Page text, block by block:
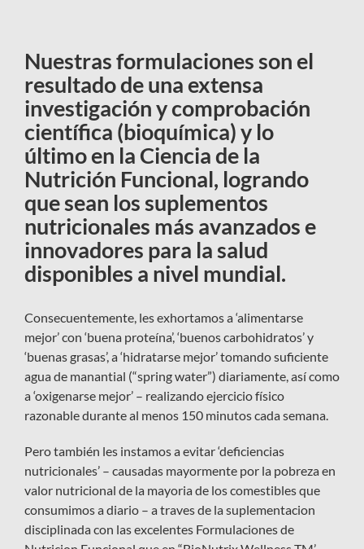
Nuestras formulaciones son el
resultado de una extensa
investigación y comprobación
científica (bioquímica) y lo
último en la Ciencia de la
Nutrición Funcional, logrando
que sean los suplementos
nutricionales más avanzados e
innovadores para la salud
disponibles a nivel mundial.
Consecuentemente, les exhortamos a ‘alimentarse
mejor’ con ‘buena proteína’, ‘buenos carbohidratos’ y
‘buenas grasas’, a ‘hidratarse mejor’ tomando suficiente
agua de manantial (“spring water”) diariamente, así como
a ‘oxigenarse mejor’ – realizando ejercicio físico
razonable durante al menos 150 minutos cada semana.
Pero también les instamos a evitar ‘deficiencias
nutricionales’ – causadas mayormente por la pobreza en
valor nutricional de la mayoria de los comestibles que
consumimos a diario – a traves de la suplementacion
disciplinada con las excelentes Formulaciones de